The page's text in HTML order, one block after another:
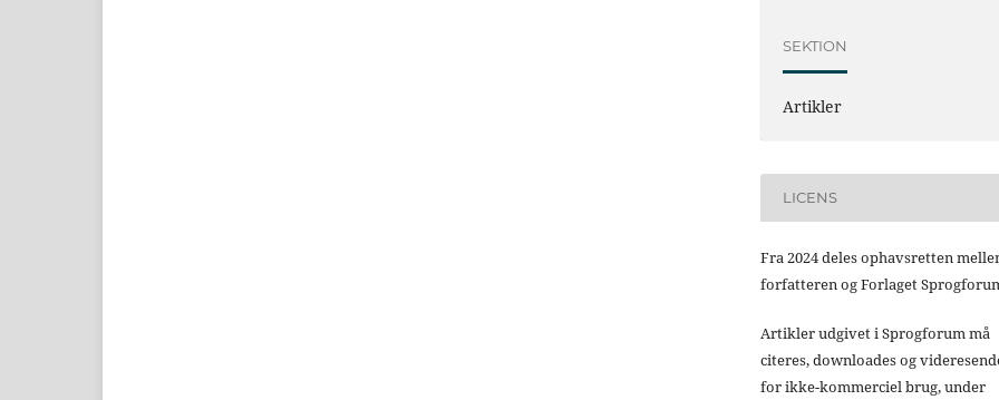
SEKTION
Artikler
LICENS
Fra 2024 deles ophavsretten
forfatteren og Forlaget
Artikler udgivet i Sprogforum må
citeres, downloades og
for ikke-kommerciel brug, under